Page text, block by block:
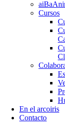
Cursos
En el arcoiris
Contacto